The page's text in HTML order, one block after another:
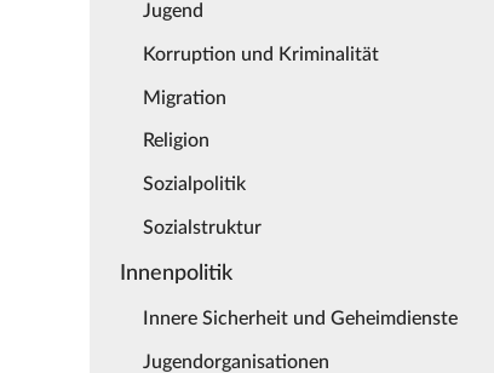
Jugend
Korruption und Kriminalität
Migration
Religion
Sozialpolitik
Sozialstruktur
Innenpolitik
Innere Sicherheit und Geheimdienste
Jugendorganisationen